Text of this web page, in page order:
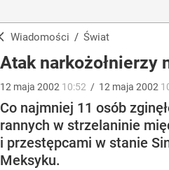
Wiadomości / Świat
Atak narkożołnierzy
12 maja 2002 10:52 / 12 maja 2002
Co najmniej 11 osób
rannych w strzelaninie
i przestępcami w stanie
Meksyku.